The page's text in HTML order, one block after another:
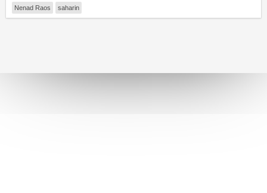
Nenad Raos saharin